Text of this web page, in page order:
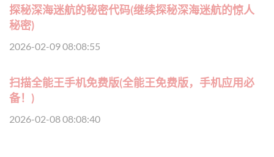
探秘深海迷航的秘密代码(继续探秘深海迷航的惊人
秘密)
2026-02-09 08:08:55
扫描全能王手机免费版(全能王免费版，手机应用必
备！)
2026-02-08 08:08:40